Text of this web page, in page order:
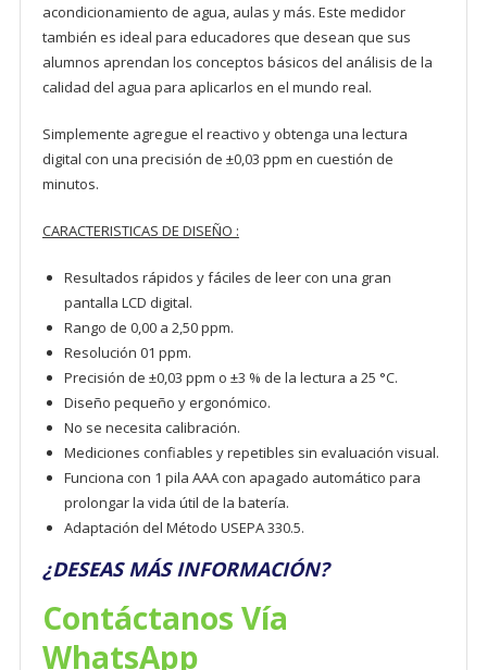
acondicionamiento de agua, aulas y más. Este medidor
también es ideal para educadores que desean que sus
alumnos aprendan los conceptos básicos del análisis de la
calidad del agua para aplicarlos en el mundo real.
Simplemente agregue el reactivo y obtenga una lectura
digital con una precisión de ±0,03 ppm en cuestión de
minutos.
CARACTERISTICAS DE DISEÑO :
Resultados rápidos y fáciles de leer con una gran
pantalla LCD digital.
Rango de 0,00 a 2,50 ppm.
Resolución 01 ppm.
Precisión de ±0,03 ppm o ±3 % de la lectura a 25 °C.
Diseño pequeño y ergonómico.
No se necesita calibración.
Mediciones confiables y repetibles sin evaluación visual.
Funciona con 1 pila AAA con apagado automático para
prolongar la vida útil de la batería.
Adaptación del Método USEPA 330.5.
¿DESEAS MÁS INFORMACIÓN?
Contáctanos Vía
WhatsApp